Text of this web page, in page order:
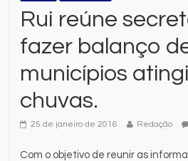
Rui reúne
fazer balanço
municípios
chuvas.
25 de janeiro de 2016 Redação
Com o objetivo de reunir as